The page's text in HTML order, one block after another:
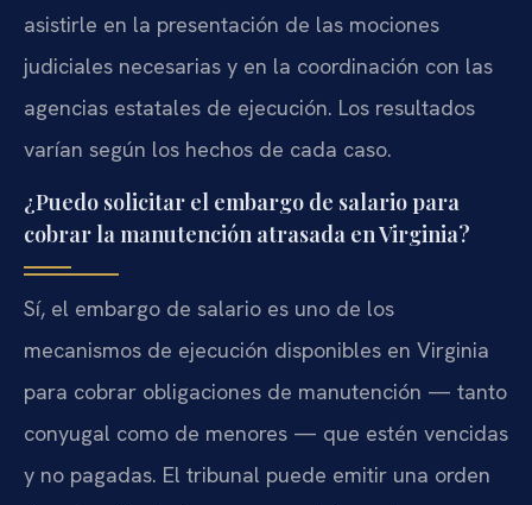
asistirle en la presentación de las mociones
judiciales necesarias y en la coordinación con las
agencias estatales de ejecución. Los resultados
varían según los hechos de cada caso.
¿Puedo solicitar el embargo de salario para
cobrar la manutención atrasada en Virginia?
Sí, el embargo de salario es uno de los
mecanismos de ejecución disponibles en Virginia
para cobrar obligaciones de manutención — tanto
conyugal como de menores — que estén vencidas
y no pagadas. El tribunal puede emitir una orden